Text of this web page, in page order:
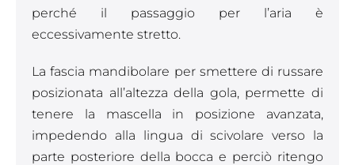
perché il passaggio per l’aria è
eccessivamente stretto.
La fascia mandibolare per smettere di russare
posizionata all’altezza della gola, permette di
tenere la mascella in posizione avanzata,
impedendo alla lingua di scivolare verso la
parte posteriore della bocca e perciò ritengo